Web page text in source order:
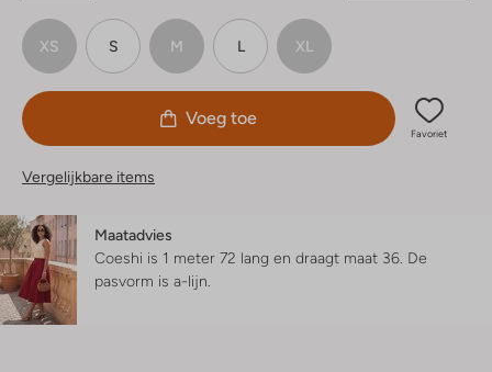
XS S M L XL
Voeg toe
Favoriet
Vergelijkbare items
Maatadvies
Coeshi is 1 meter 72 lang en draagt maat 36. De
pasvorm is a-lijn